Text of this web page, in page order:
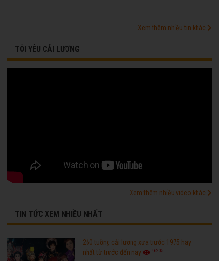
Xem thêm nhiều tin khác
TÔI YÊU CẢI LƯƠNG
Xem thêm nhiều video khác
TIN TỨC XEM NHIỀU NHẤT
260 tuồng cải lương xưa trước 1975 hay
nhất từ trước đến nay
96205